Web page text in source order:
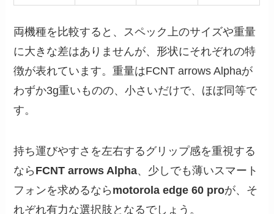
両機種を比較すると、スペック上のサイズや重量
に大きな差はありませんが、形状にそれぞれの特
徴が表れています。重量はFCNT arrows Alphaが
わずか3g重いものの、小さいだけで、ほぼ同等で
す。
持ち運びやすさを左右するグリップ感を重視する
なら FCNT arrows Alpha、少しでも薄いスマート
フォンを求めるなら motorola edge 60 proが、そ
れぞれ有力な選択肢となるでしょう。